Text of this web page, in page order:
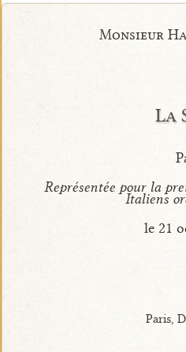
Monsieur
La
Représentée pour la
Italiens
le 21
Paris,